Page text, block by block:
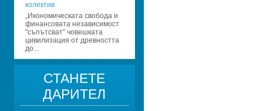
колектив
„Икономическата свобода и
финансовата независимост
"съпътсват" човешката
цивилизация от древността
до...
СТАНЕТЕ
ДАРИТЕЛ